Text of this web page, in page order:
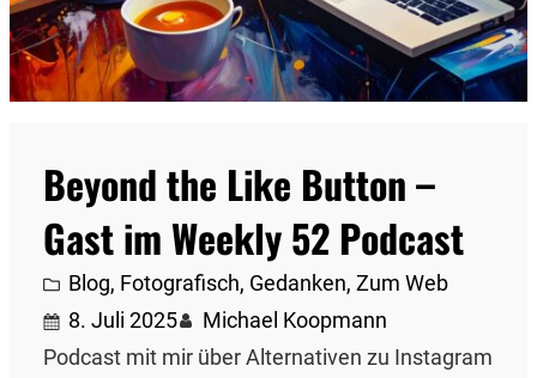
Beyond the Like Button –
Gast im Weekly 52 Podcast
Blog, Fotografisch, Gedanken, Zum Web
8. Juli 2025
Michael Koopmann
Podcast mit mir über Alternativen zu Instagram